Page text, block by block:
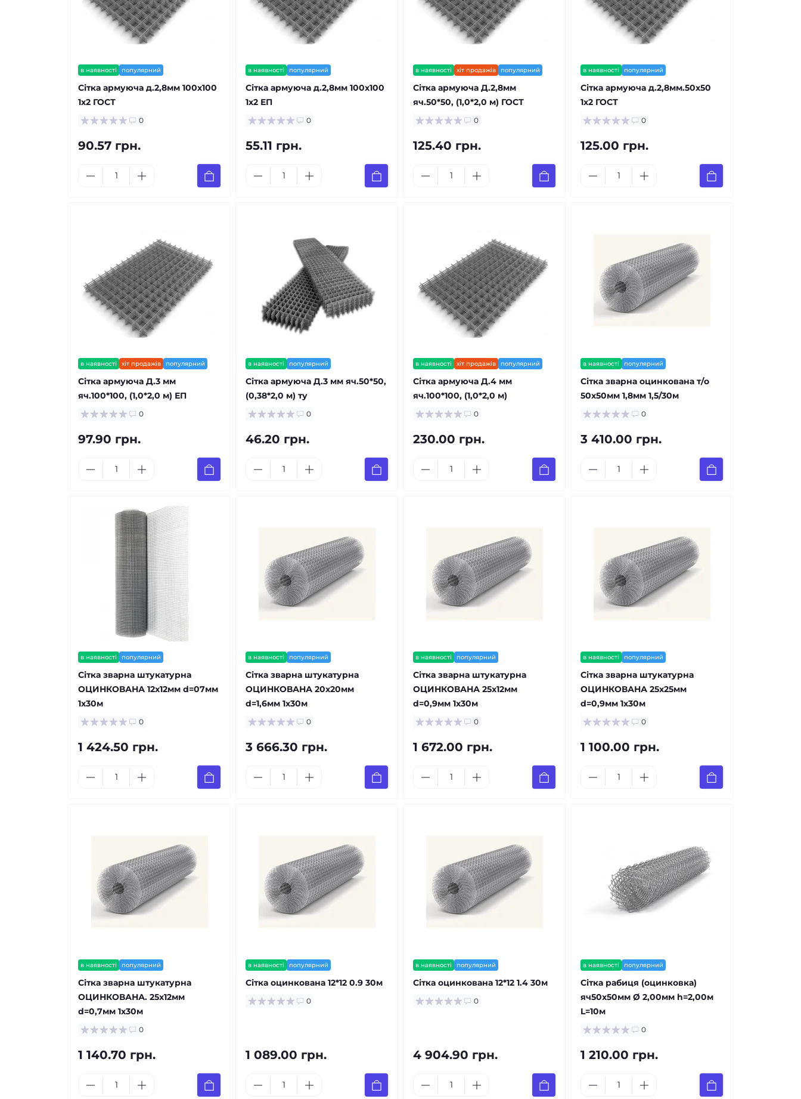
в наявності популярний
Сітка армуюча д.2,8мм 100х100
1х2 ГОСТ
0
90.57 грн.
в наявності популярний
Сітка армуюча д.2,8мм 100х100
1х2 ЕП
0
55.11 грн.
в наявності хіт продажів популярний
Сітка армуюча Д.2,8мм
яч.50*50, (1,0*2,0 м) ГОСТ
0
125.40 грн.
в наявності популярний
Сітка армуюча д.2,8мм.50х50
1х2 ГОСТ
0
125.00 грн.
в наявності хіт продажів популярний
Сітка армуюча Д.3 мм
яч.100*100, (1,0*2,0 м) ЕП
0
97.90 грн.
в наявності популярний
Сітка армуюча Д.3 мм яч.50*50,
(0,38*2,0 м) ту
0
46.20 грн.
в наявності хіт продажів популярний
Сітка армуюча Д.4 мм
яч.100*100, (1,0*2,0 м)
0
230.00 грн.
в наявності популярний
Сітка зварна оцинкована т/о
50x50мм 1,8мм 1,5/30м
0
3 410.00 грн.
в наявності популярний
Сітка зварна штукатурна
ОЦИНКОВАНА 12x12мм d=07мм
1x30м
0
1 424.50 грн.
в наявності популярний
Сітка зварна штукатурна
ОЦИНКОВАНА 20х20мм
d=1,6мм 1х30м
0
3 666.30 грн.
в наявності популярний
Сітка зварна штукатурна
ОЦИНКОВАНА 25х12мм
d=0,9мм 1х30м
0
1 672.00 грн.
в наявності популярний
Сітка зварна штукатурна
ОЦИНКОВАНА 25х25мм
d=0,9мм 1х30м
0
1 100.00 грн.
в наявності популярний
Сітка зварна штукатурна
ОЦИНКОВАНА. 25х12мм
d=0,7мм 1х30м
0
1 140.70 грн.
в наявності популярний
Сітка оцинкована 12*12 0.9 30м
0
1 089.00 грн.
в наявності популярний
Сітка оцинкована 12*12 1.4 30м
0
4 904.90 грн.
в наявності популярний
Сітка рабиця (оцинковка)
яч50х50мм Ø 2,00мм h=2,00м
L=10м
0
1 210.00 грн.